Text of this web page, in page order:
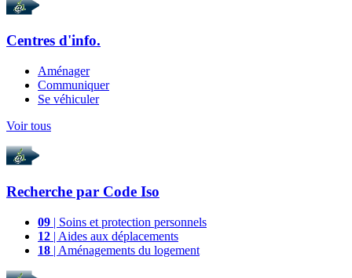
Centres d'info.
Aménager
Communiquer
Se véhiculer
Voir tous
Recherche par Code Iso
09 | Soins et protection personnels
12 | Aides aux déplacements
18 | Aménagements du logement